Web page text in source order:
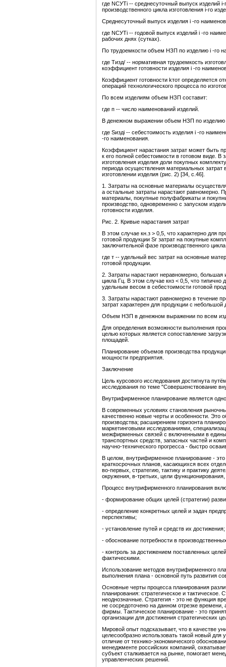
где NСУТi -- среднесуточный выпуск изделий
производственного цикла изготовления i-го
Среднесуточный выпуск изделия i -го
где NСУТi -- годовой выпуск изделий i -го
рабочих днях (сутках).
По трудоемкости объем НЗП по изделию i -го
где Тизд/ -- нормативная трудоемкость
коэффициент готовности изделия i -го
Коэффициент готовности kтот определяется
операций технологического процесса по
По всем изделиям объем НЗП составит:
где п -- число наименований изделий.
В денежном выражении объем НЗП по изделию
где Sиздi -- себестоимость изделия i -го
-го наименования.
Коэффициент нарастания затрат может быть
к его полной себестоимости в готовом виде. В
изготовления изделия доли покупных
периода осуществления материальных
изготовлении изделия (рис. 2) [34, с.46].
1. Затраты на основные материалы
а остальные затраты нарастают равномерно.
материалы, покупные полуфабрикаты и
производство, одновременно с запуском
готовности изделия.
Рис. 2. Кривые нарастания затрат
В этом случае кн.з > 0,5, что характерно для
готовой продукции Sr затрат на покупные
заключительной фазе производственного
где т -- удельный вес затрат на основные
готовой продукции.
2. Затраты нарастают неравномерно, большая
цикла Гц. В этом случае кнз < 0,5, что
удельным весом в себестоимости готовой
3. Затраты нарастают равномерно в течение
затрат характерен для продукции с
Объем НЗП в денежном выражении по всем
Для определения возможности выполнения
целью которых является сопоставление
площадей.
Планирование объемов производства
мощности предприятия.
Заключение
Цель курсового исследования достигнута
исследования по теме "Совершенствование
Внутрифирменное планирование является
В современных условиях становления
качественно новые черты и особенности.
производства; расширением горизонта
маркетинговыми исследованиями,
межфирменных связей с включенными в
транспортных средств, запасных частей и
научно-технического прогресса - быстро
В целом, внутрифирменное планирование -
краткосрочных планов, касающихся всех
во-первых, стратегию, тактику и практику
окружения, в-третьих, цели
Процесс внутрифирменного планирования
- формирование общих целей (стратегии)
- определение конкретных целей и задач
перспективы;
- установление путей и средств их достижения;
- обоснование потребности в
- контроль за достижением поставленных
фактическими.
Использование методов внутрифирменного
выполнения плана - основной путь развития
Основные черты процесса планирования
планирования: стратегическое и тактическое.
неоднозначные. Стратегия - это не функция
не сосредоточено на данном отрезке времени,
фирмы. Тактическое планирование - это
организации для достижения стратегических
Мировой опыт подсказывает, что в качестве
целесообразно использовать такой новый
отличие от технико-экономического
менеджменте российских компаний,
субъект сталкивается на рынке, помогает
управленческих решений.